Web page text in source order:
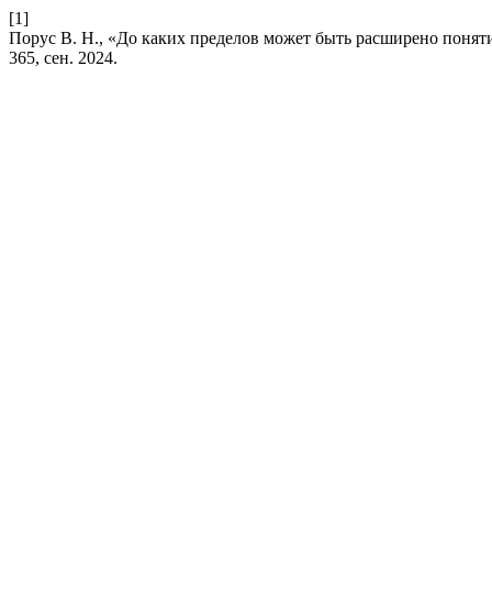
[1]
Порус В. Н., «До каких пределов может быть расширено
365, сен. 2024.